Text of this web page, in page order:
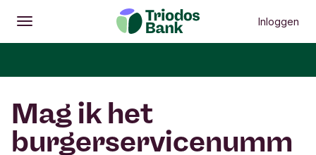
Openen
Hoofdmenu Inloggen
Mag ik het
burgerservicenumm